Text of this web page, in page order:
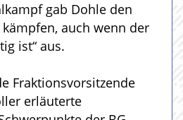
gab Dohle den
auch wenn der
ist“ aus.
Fraktionsvorsitzende
erläuterte